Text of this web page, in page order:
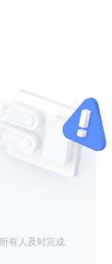
有人及时完成